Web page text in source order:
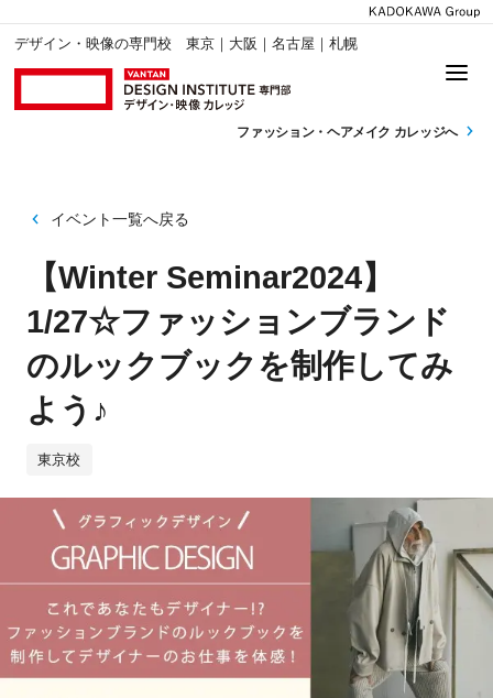
デザイン・映像の専門校 東京｜大阪｜名古屋｜札幌
ファッション・ ヘアメイク カレッジへ
イベント一覧へ戻る
【Winter Seminar2024】
1/27☆ファッションブランド
のルックブックを制作してみ
よう♪
東京校